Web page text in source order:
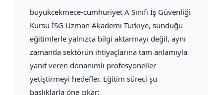
buyukcekmece-cumhuriyet A Sınıfı İş Güvenliği
Kursu İSG Uzman Akademi Türkiye, sunduğu
eğitimlerle yalnızca bilgi aktarmayı değil, aynı
zamanda sektörün ihtiyaçlarına tam anlamıyla
yanıt veren donanımlı profesyoneller
yetiştirmeyi hedefler. Eğitim süreci şu
başlıklarla öne çıkar: